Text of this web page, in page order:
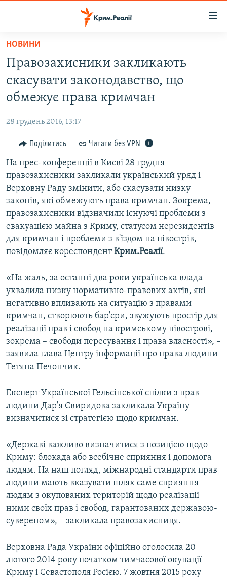
Перейти
основного
матеріалу
Перейти
до
основної
навігації
Перейти
пошуку
ВОДА.КРИМ
ВІДЕО ТА ФОТО
БЛОГИ
ПОГЛЯД
ІНТЕРВ'Ю
ВСЕ ЗА ДЕНЬ
СПЕЦПРОЕКТИ
ДЕПОРТАЦІЯ
ВІДЕОУРОКИ «ELIFBE»
СВІДЧЕННЯ ОКУПАЦІЇ
УКРАЇНСЬКА ПРОБЛЕМА КРИМУ
ІНФОГРАФІКА
ЯК ОБІЙТИ БЛОКУВАННЯ
Русский
ДОЛУЧАЙСЯ!
Усі сайти RFE/RL
НОВИНИ
Правозахисники закликають
скасувати законодавство, що
обмежує права кримчан
28 грудень 2016, 13:17
Поділитись Читати без VPN
На прес-конференції в Києві 28 грудня
правозахисники закликали український уряд і
Верховну Раду змінити, або скасувати низку
законів, які обмежують права кримчан. Зокрема,
правозахисники відзначили існуючі проблеми з
евакуацією майна з Криму, статусом нерезидентів
для кримчан і проблеми з в'їздом на півострів,
повідомляє кореспондентКрим.Реалії.
«На жаль, за останні два роки українська влада
ухвалила низку нормативно-правових актів, які
негативно впливають на ситуацію з правами
кримчан, створюють бар'єри, звужують простір для
реалізації прав і свобод на кримському півострові,
зокрема – свободи пересування і права власності», –
заявила глава Центру інформації про права людини
Тетяна Печончик.
Експерт Української Гельсінської спілки з прав
людини Дар'я Свиридова закликала Україну
визначитися зі стратегією щодо кримчан.
«Державі важливо визначитися з позицією щодо
Криму: блокада або всебічне сприяння і допомога
людям. На наш погляд, міжнародні стандарти прав
людини мають вказувати шлях саме сприяння
людям з окупованих територій щодо реалізації
ними своїх прав і свобод, гарантованих державою-
сувереном», – закликала правозахисниця.
Верховна Рада України офіційно оголосила 20
лютого 2014 року початком тимчасової окупації
Криму і Севастополя Росією. 7 жовтня 2015 року